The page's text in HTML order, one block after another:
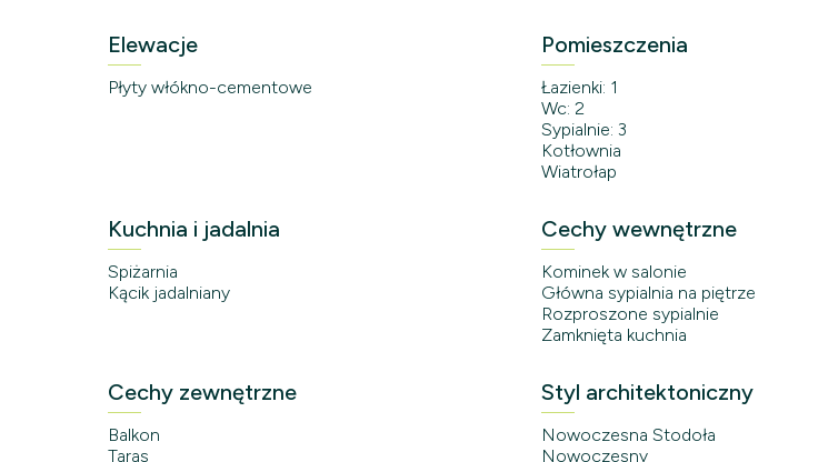
Elewacje
Płyty włókno-cementowe
Pomieszczenia
Łazienki: 1
Wc: 2
Sypialnie: 3
Kotłownia
Wiatrołap
Kuchnia i jadalnia
Spiżarnia
Kącik jadalniany
Cechy wewnętrzne
Kominek w salonie
Główna sypialnia na piętrze
Rozproszone sypialnie
Zamknięta kuchnia
Cechy zewnętrzne
Balkon
Taras
Styl architektoniczny
Nowoczesna Stodoła
Nowoczesny